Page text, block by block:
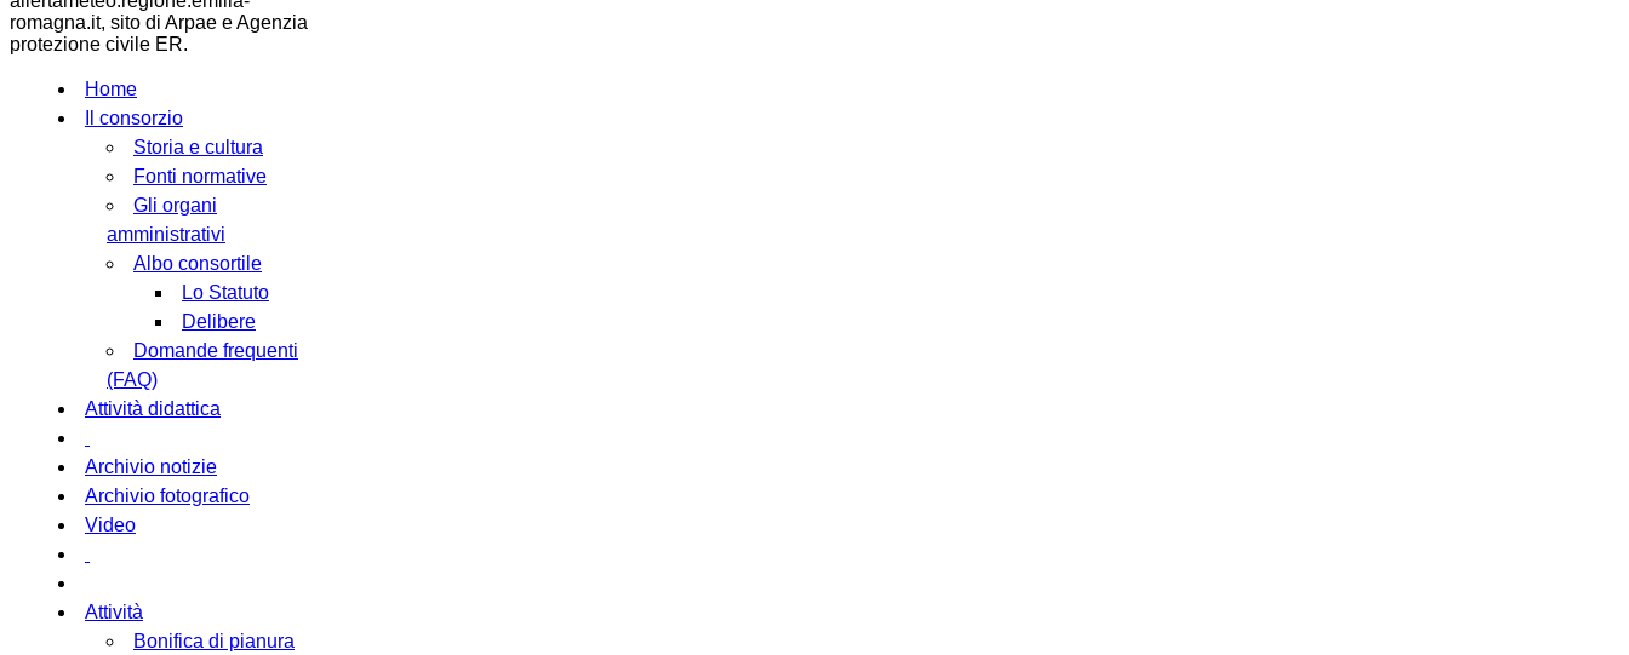
romagna.it, sito di Arpae e Agenzia
protezione civile ER.
Home
Il consorzio
Storia e cultura
Fonti normative
Gli organi
amministrativi
Albo consortile
Lo Statuto
Delibere
Domande frequenti
(FAQ)
Attività didattica
Archivio notizie
Archivio fotografico
Video
Attività
Bonifica di pianura